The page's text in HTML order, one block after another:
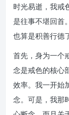
时光易逝，我戒
是往事不堪回首
也算是积善行德
首先，身为一个
念是戒色的核心
效率。我一开始
念。可是，我那